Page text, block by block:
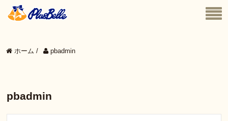
ホーム / pbadmin
pbadmin